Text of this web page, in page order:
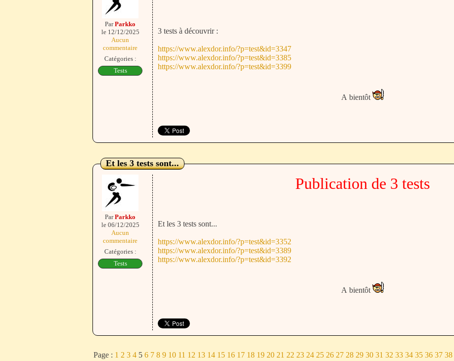
ParParkko
le 12/12/2025
Aucun
commentaire
Catégories :
Tests
3 tests à découvrir :
https://www.alexdor.info/?p=test&id=3347
https://www.alexdor.info/?p=test&id=3385
https://www.alexdor.info/?p=test&id=3399
A bientôt
Et les 3 tests sont...
ParParkko
le 06/12/2025
Aucun
commentaire
Catégories :
Tests
Publication de 3 tests
Et les 3 tests sont...
https://www.alexdor.info/?p=test&id=3352
https://www.alexdor.info/?p=test&id=3389
https://www.alexdor.info/?p=test&id=3392
A bientôt
Page : 1 2 3 4 5 6 7 8 9 10 11 12 13 14 15 16 17 18 19 20 21 22 23 24 25 26 27 28 29 30 31 32 33 34 35 36 37 38